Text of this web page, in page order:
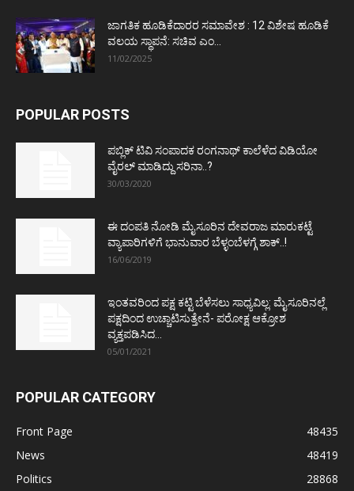
ಜಾಗತಿಕ ಹೂಡಿಕೆದಾರರ ಸಮಾವೇಶ : 12 ವಿಶೇಷ ಹೂಡಿಕೆ
ವಲಯ ಸ್ಥಾಪನೆ: ಸಚಿವ ಎಂ...
11/02/2025
POPULAR POSTS
ಪಬ್ಲಿಕ್ ಟಿವಿ ಸಂಪಾದಕ ರಂಗನಾಥ್ ಕಾಲೆಳೆದ ವಿಡಿಯೋ
ವೈರಲ್ ಮಾಡಿದ್ದು ಸರಿನಾ..?
30/03/2020
ಈ ದಂಪತಿ ನೋಡಿ ಮೈಸೂರಿನ ದೇವರಾಜ ಮಾರುಕಟ್ಟೆ
ವ್ಯಾಪಾರಿಗಳಿಗೆ ಭಾನುವಾರ ಬೆಳ್ಳಂಬೆಳಗ್ಗೆ ಶಾಕ್..!
16/06/2019
ಇಂತವರಿಂದ ಪಕ್ಷ ಕಟ್ಟಿ ಬೆಳೆಸಲು ಸಾಧ್ಯವಿಲ್ಲ: ಮೈಸೂರಿನಲ್ಲೆ
ಪಕ್ಷದಿಂದ ಉಚ್ಚಾಟಿಸುತ್ತೇನೆ- ಪರೋಕ್ಷ ಆಕ್ರೋಶ
ವ್ಯಕ್ತಪಡಿಸಿದ...
05/01/2021
POPULAR CATEGORY
Front Page
48435
News
48419
Politics
28868